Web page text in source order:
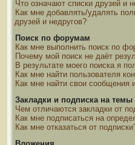
Что означают списки друзей и
Как мне добавлять/удалять
друзей и недругов?
Поиск по форумам
Как мне выполнить поиск по
Почему мой поиск не даёт
В результате моего поиска я
Как мне найти пользователя
Как мне найти свои сообщения
Закладки и подписка на темы
Чем отличаются закладки от
Как мне подписаться на
Как мне отказаться от